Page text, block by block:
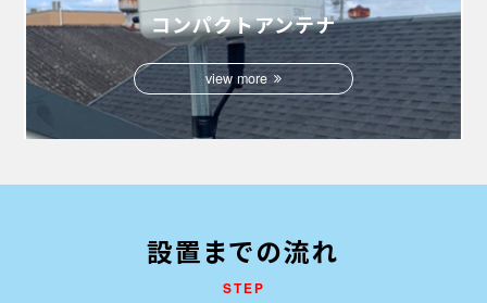
コンパクトアンテナ
view more
設置までの流れ
STEP